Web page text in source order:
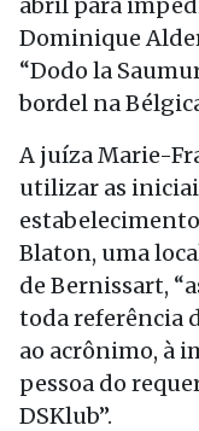
Dominique
“Dodo la
bordel na
A juíza Marie-
utilizar as
Blaton, uma
de Bernissart,
toda referência
ao acrônimo, à
pessoa do
DSKlub”.